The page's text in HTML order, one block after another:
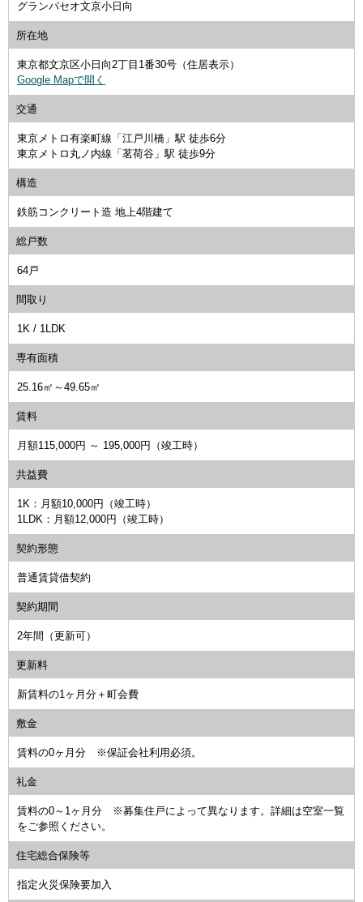
グランパセオ文京小日向
所在地
東京都文京区小日向2丁目1番30号（住居表示）
Google Mapで開く
交通
東京メトロ有楽町線「江戸川橋」駅 徒歩6分
東京メトロ丸ノ内線「茗荷谷」駅 徒歩9分
構造
鉄筋コンクリート造 地上4階建て
総戸数
64戸
間取り
1K / 1LDK
専有面積
25.16㎡～49.65㎡
賃料
月額115,000円 ～ 195,000円（竣工時）
共益費
1K：月額10,000円（竣工時）
1LDK：月額12,000円（竣工時）
契約形態
普通賃貸借契約
契約期間
2年間（更新可）
更新料
新賃料の1ヶ月分＋町会費
敷金
賃料の0ヶ月分 ※保証会社利用必須。
礼金
賃料の0～1ヶ月分 ※募集住戸によって異なります。詳細は空室一覧
をご参照ください。
住宅総合保険等
指定火災保険要加入